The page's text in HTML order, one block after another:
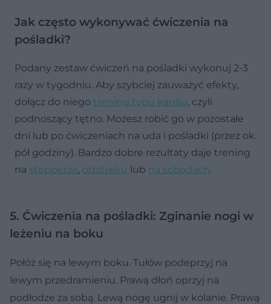
Jak często wykonywać ćwiczenia na
pośladki?
Podany zestaw ćwiczeń na pośladki wykonuj 2-3
razy w tygodniu. Aby szybciej zauważyć efekty,
dołącz do niego trening typu kardio, czyli
podnoszący tętno. Możesz robić go w pozostałe
dni lub po ćwiczeniach na uda i pośladki (przez ok.
pół godziny). Bardzo dobre rezultaty daje trening
na stepperze, orbitreku lub na schodach.
5. Ćwiczenia na pośladki: Zginanie nogi w
leżeniu na boku
Połóż się na lewym boku. Tułów podeprzyj na
lewym przedramieniu. Prawą dłoń oprzyj na
podłodze za sobą. Lewą nogę ugnij w kolanie. Prawą